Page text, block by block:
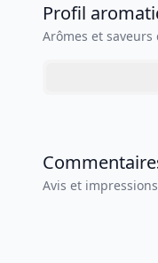
Profil
Arômes et
Avis et